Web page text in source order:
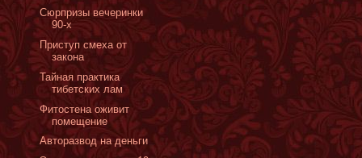
Сюрпризы вечеринки
90-х
Приступ смеха от
закона
Тайная практика
тибетских лам
Фитостена оживит
помещение
Авторазвод на деньги